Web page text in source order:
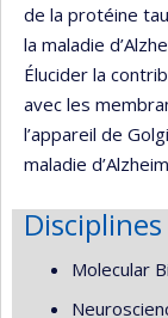
de la protéine
la maladie
Élucider la
avec les
l’appareil de
maladie
Disciplines
Molecular